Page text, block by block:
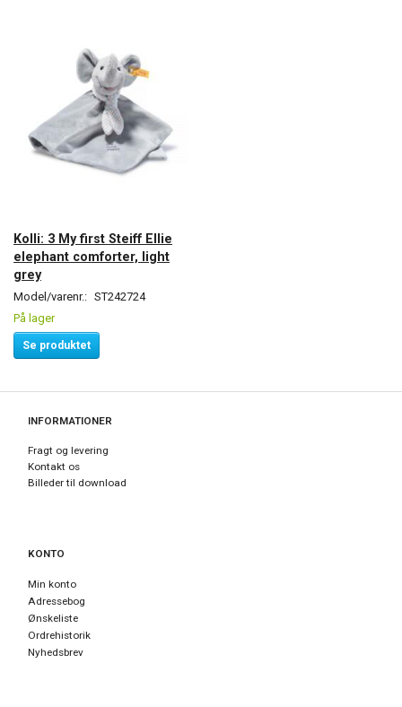
Kolli: 3 My first Steiff Ellie
elephant comforter, light
grey
Model/varenr.: ST242724
På lager
Se produktet
INFORMATIONER
Fragt og levering
Kontakt os
Billeder til download
KONTO
Min konto
Adressebog
Ønskeliste
Ordrehistorik
Nyhedsbrev